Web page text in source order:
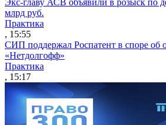
Экс-главу АСВ объявили в розыск по
млрд руб.
Практика
, 15:55
СИП поддержал Роспатент в споре об
«Нетдолгофф»
Практика
, 15:17